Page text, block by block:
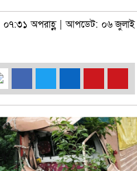
০৭:৩১ অপরাহ্ণ | আপডেট: ০৬